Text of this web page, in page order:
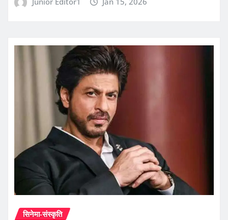
सिनेमा-संस्कृति